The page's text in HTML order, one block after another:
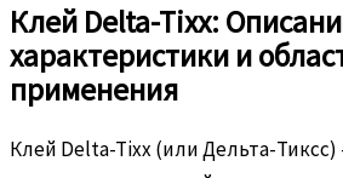
Клей Delta-Tixx:
характеристики и
применения
Клей Delta-Tixx (или Дельта-Тиксс)